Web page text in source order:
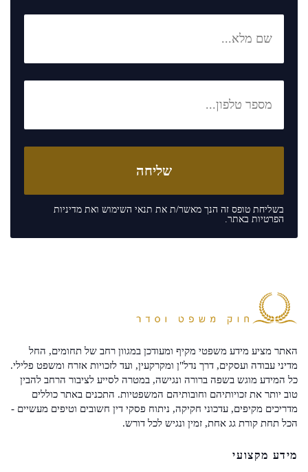
בשליחת טופס זה הנך מאשר/ת את תנאי השימוש ואת מדיניות
הפרטיות באתר.
האתר מציע מידע משפטי מקיף ומעודכן במגוון רחב של תחומים, החל
מדיני עבודה ועסקים, דרך נדל"ן ומקרקעין, ועד לזכויות אזרח ומשפט פלילי.
כל המידע מוגש בשפה ברורה ונגישה, במטרה לסייע לציבור הרחב להבין
טוב יותר את זכויותיהם וחובותיהם המשפטיות. התכנים באתר כוללים
מדריכים מקיפים, עדכוני חקיקה, ניתוח פסקי דין חשובים וטיפים מעשיים -
הכל תחת קורת גג אחת, זמין ונגיש לכל דורש.
מידע מקצועי